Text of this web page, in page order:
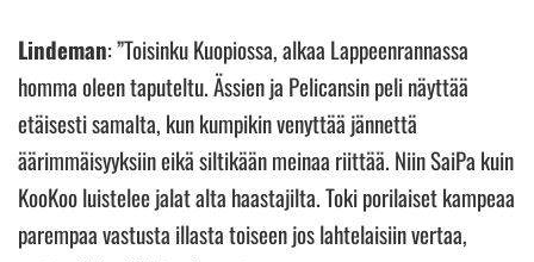
Lindeman: ”Toisinku Kuopiossa, alkaa Lappeenrannassa
homma oleen taputeltu. Ässien ja Pelicansin peli näyttää
etäisesti samalta, kun kumpikin venyttää jännettä
äärimmäisyyksiin eikä siltikään meinaa riittää. Niin SaiPa kuin
KooKoo luistelee jalat alta haastajilta. Toki porilaiset kampeaa
parempaa vastusta illasta toiseen jos lahtelaisiin vertaa,